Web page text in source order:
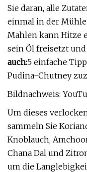
Sie daran, alle
einmal in der
Mahlen kann Hitze
sein Öl freisetzt
auch:5 einfache
Pudina-Chutney
Bildnachweis:
Um dieses
sammeln Sie
Knoblauch,
Chana Dal und
um die